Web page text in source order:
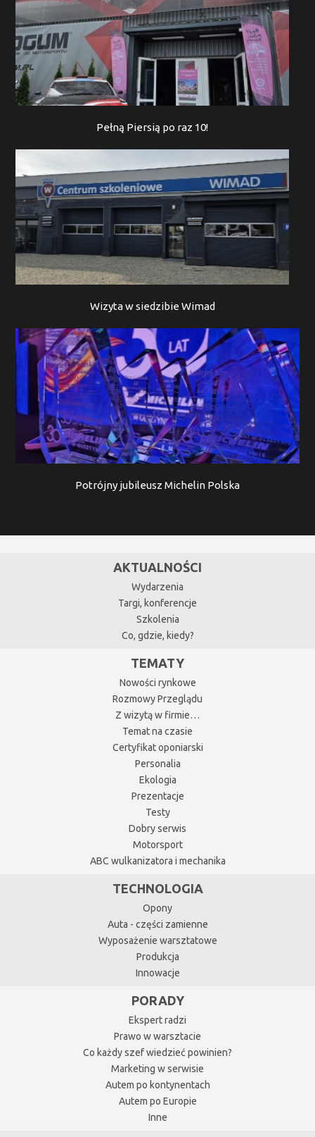
Pełną Piersią po raz 10!
Wizyta w siedzibie Wimad
Potrójny jubileusz Michelin Polska
AKTUALNOŚCI
Wydarzenia
Targi, konferencje
Szkolenia
Co, gdzie, kiedy?
TEMATY
Nowości rynkowe
Rozmowy Przeglądu
Z wizytą w firmie…
Temat na czasie
Certyfikat oponiarski
Personalia
Ekologia
Prezentacje
Testy
Dobry serwis
Motorsport
ABC wulkanizatora i mechanika
TECHNOLOGIA
Opony
Auta - części zamienne
Wyposażenie warsztatowe
Produkcja
Innowacje
PORADY
Ekspert radzi
Prawo w warsztacie
Co każdy szef wiedzieć powinien?
Marketing w serwisie
Autem po kontynentach
Autem po Europie
Inne